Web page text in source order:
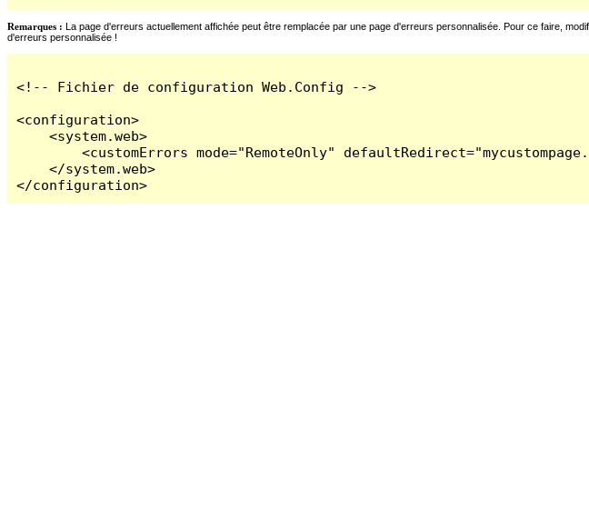
Remarques : La page d'erreurs actuellement affichée peut être remplacée par une page d'erreurs personnalisée. Pour ce faire,
d'erreurs personnalisée !
<!-- Fichier de configuration Web.Config -->
<configuration>
    <system.web>
<customErrors mode="RemoteOnly"
    </system.web>
</configuration>